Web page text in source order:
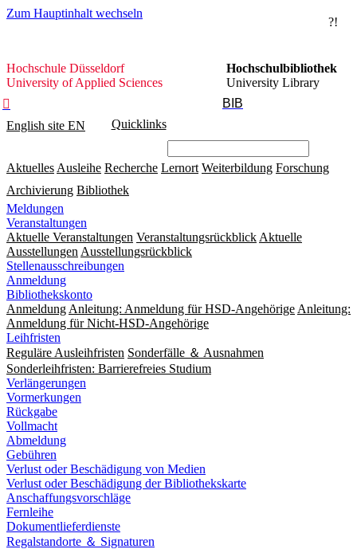
Zum Hauptinhalt wechseln
?!
Hochschule
Düsseldorf
Hochschule Düsseldorf
University of Applied Sciences
Hochschulbibliothek
University Library

BIB
English site EN Quicklinks
Aktuelles Ausleihe Recherche Lernort Weiterbildung Forschung
Archivierung Bibliothek
Meldungen
Veranstaltungen
Aktuelle Veranstaltungen Veranstaltungsrückblick Aktuelle
Ausstellungen Ausstellungsrückblick
Stellenausschreibungen
Anmeldung
Bibliothekskonto
Anmeldung Anleitung: Anmeldung für HSD-Angehörige Anleitung:
Anmeldung für Nicht-HSD-Angehörige
Leihfristen
Reguläre Ausleihfristen Sonderfälle ＆ Ausnahmen
Sonderleihfristen: Barrierefreies Studium
Verlängerungen
Vormerkungen
Rückgabe
Vollmacht
Abmeldung
Gebühren
Verlust oder Beschädigung von Medien
Verlust oder Beschädigung der Bibliothekskarte
Anschaffungsvorschläge
Fernleihe
Dokumentlieferdienste
Regalstandorte ＆ Signaturen